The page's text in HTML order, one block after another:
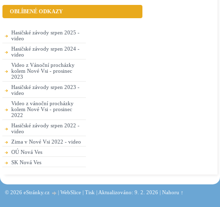
OBLÍBENÉ ODKAZY
Hasičské závody srpen 2025 -
video
Hasičské závody srpen 2024 -
video
Video z Vánoční procházky
kolem Nové Vsi - prosinec
2023
Hasičské závody srpen 2023 -
video
Video z vánoční procházky
kolem Nové Vsi - prosinec
2022
Hasičské závody srpen 2022 -
video
Zima v Nové Vsi 2022 - video
OÚ Nová Ves
SK Nová Ves
© 2026 eStránky.cz | WebSlice | Tisk | Aktualizováno: 9. 2. 2026 | Nahoru ↑